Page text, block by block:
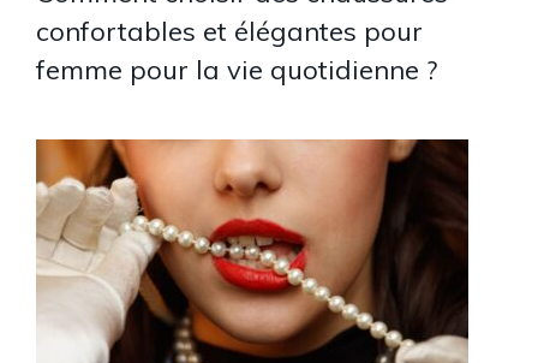
confortables et élégantes pour
femme pour la vie quotidienne ?